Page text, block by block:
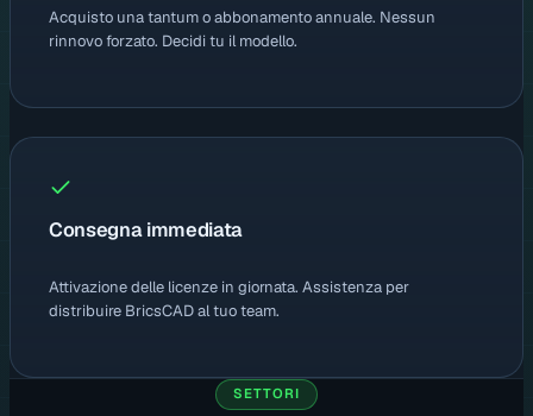
Acquisto una tantum o abbonamento annuale. Nessun
rinnovo forzato. Decidi tu il modello.
Consegna immediata
Attivazione delle licenze in giornata. Assistenza per
distribuire BricsCAD al tuo team.
SETTORI